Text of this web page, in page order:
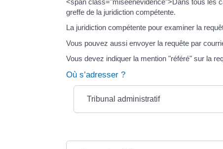
<span class="miseenevidence">Dans tous les
greffe de la juridiction compétente.
La juridiction compétente pour examiner la
Vous pouvez aussi envoyer la requête par
Vous devez indiquer la mention "référé" sur la
Où s’adresser ?
Tribunal administratif